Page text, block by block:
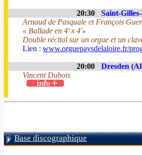
20:30
Saint-
Arnaud de Pasquale et François
« Ballade en 4' x 4'»
Double récital sur un orgue et un
Lien : www.orguepaysdelaloire.fr/
20:00 Dresden
Vincent Dubois
Base discographique